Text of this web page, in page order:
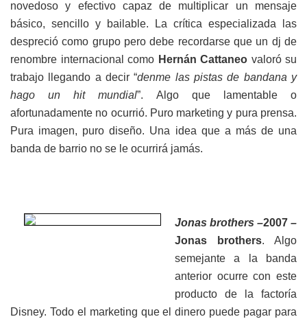
novedoso y efectivo capaz de multiplicar un mensaje
básico, sencillo y bailable. La crítica especializada las
despreció como grupo pero debe recordarse que un dj de
renombre internacional como Hernán Cattaneo valoró su
trabajo llegando a decir “denme las pistas de bandana y
hago un hit mundial”. Algo que lamentable o
afortunadamente no ocurrió. Puro marketing y pura prensa.
Pura imagen, puro diseño. Una idea que a más de una
banda de barrio no se le ocurrirá jamás.
Jonas brothers –2007 –
Jonas brothers. Algo
semejante a la banda
anterior ocurre con este
producto de la factoría
Disney. Todo el marketing que el dinero puede pagar para